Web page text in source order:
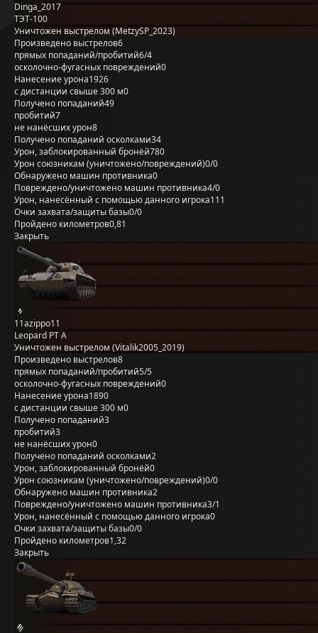
Dinga_2017
ТЭТ-100
Уничтожен выстрелом (MetzySP_2023)
Произведено выстрелов6
прямых попаданий/пробитий6/4
осколочно-фугасных повреждений0
Нанесение урона1926
с дистанции свыше 300 м0
Получено попаданий49
пробитий7
не нанёсших урон8
Получено попаданий осколками34
Урон, заблокированный бронёй780
Урон союзникам (уничтожено/повреждений)0/0
Обнаружено машин противника0
Повреждено/уничтожено машин противника4/0
Урон, нанесённый с помощью данного игрока111
Очки захвата/защиты базы0/0
Пройдено километров0,81
Закрыть
11azippo11
Leopard PT A
Уничтожен выстрелом (Vitalik2005_2019)
Произведено выстрелов8
прямых попаданий/пробитий5/5
осколочно-фугасных повреждений0
Нанесение урона1890
с дистанции свыше 300 м0
Получено попаданий3
пробитий3
не нанёсших урон0
Получено попаданий осколками2
Урон, заблокированный бронёй0
Урон союзникам (уничтожено/повреждений)0/0
Обнаружено машин противника2
Повреждено/уничтожено машин противника3/1
Урон, нанесённый с помощью данного игрока0
Очки захвата/защиты базы0/0
Пройдено километров1,32
Закрыть